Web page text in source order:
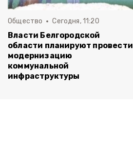
Общество Сегодня, 11:20
Власти Белгородской
области планируют провести
модернизацию
коммунальной
инфраструктуры